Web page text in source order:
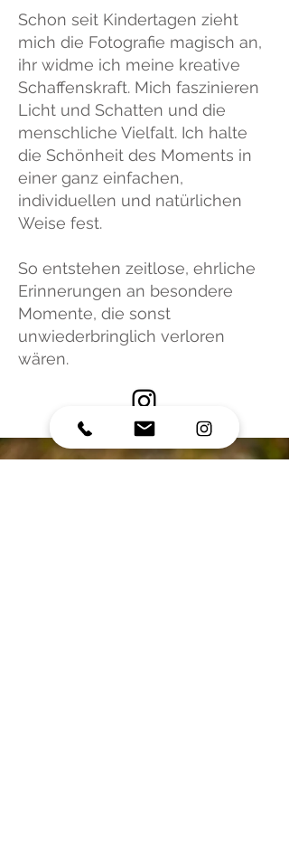
Schon seit Kindertagen zieht
mich die Fotografie magisch an,
ihr widme ich meine kreative
Schaffenskraft. Mich faszinieren
Licht und Schatten und die
menschliche Vielfalt. Ich halte
die Schönheit des Moments in
einer ganz einfachen,
individuellen und natürlichen
Weise fest.
So entstehen zeitlose, ehrliche
Erinnerungen an besondere
Momente, die sonst
unwiederbringlich verloren
wären.